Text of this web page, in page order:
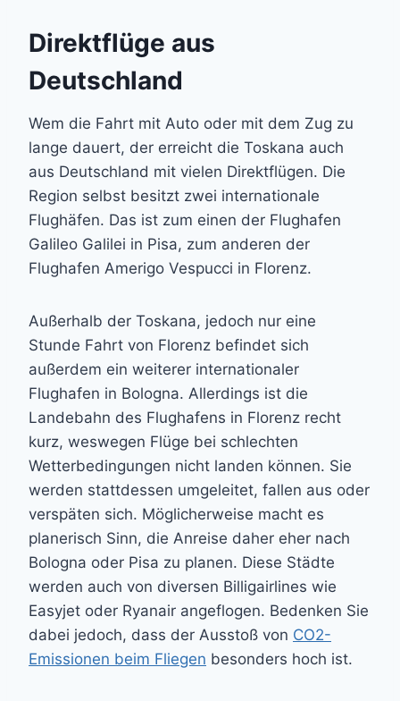
Direktflüge aus
Deutschland
Wem die Fahrt mit Auto oder mit dem Zug zu
lange dauert, der erreicht die Toskana auch
aus Deutschland mit vielen Direktflügen. Die
Region selbst besitzt zwei internationale
Flughäfen. Das ist zum einen der Flughafen
Galileo Galilei in Pisa, zum anderen der
Flughafen Amerigo Vespucci in Florenz.
Außerhalb der Toskana, jedoch nur eine
Stunde Fahrt von Florenz befindet sich
außerdem ein weiterer internationaler
Flughafen in Bologna. Allerdings ist die
Landebahn des Flughafens in Florenz recht
kurz, weswegen Flüge bei schlechten
Wetterbedingungen nicht landen können. Sie
werden stattdessen umgeleitet, fallen aus oder
verspäten sich. Möglicherweise macht es
planerisch Sinn, die Anreise daher eher nach
Bologna oder Pisa zu planen. Diese Städte
werden auch von diversen Billigairlines wie
Easyjet oder Ryanair angeflogen. Bedenken Sie
dabei jedoch, dass der Ausstoß von CO2-
Emissionen beim Fliegen besonders hoch ist.